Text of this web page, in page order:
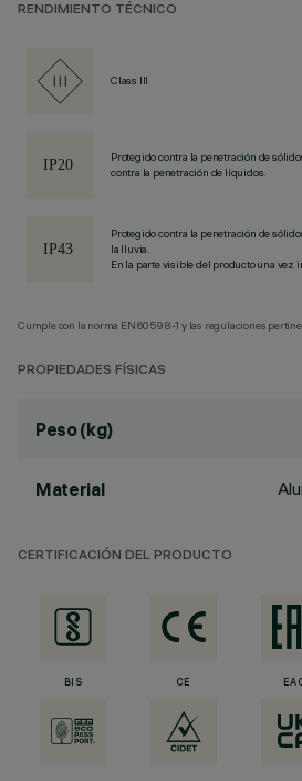
RENDIMIENTO TÉCNICO
Class III
Protegido contra la penetración de
contra la penetración de líquidos.
Protegido contra la penetración de
la lluvia.
En la parte visible del producto una vez
Cumple con la norma EN60598-1 y las regulaciones
PROPIEDADES FÍSICAS
Peso (kg)
Material
CERTIFICACIÓN DEL PRODUCTO
BIS CE